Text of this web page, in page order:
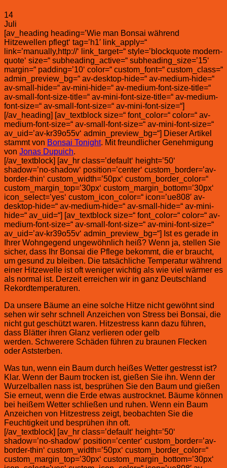
14
Juli
[av_heading heading=’Wie man Bonsai während
Hitzewellen pflegt‘ tag=’h1′ link_apply=“
link=’manually,http://‘ link_target=“ style=’blockquote modern-
quote‘ size=“ subheading_active=“ subheading_size=’15‘
margin=“ padding=’10‘ color=“ custom_font=“ custom_class=“
admin_preview_bg=“ av-desktop-hide=“ av-medium-hide=“
av-small-hide=“ av-mini-hide=“ av-medium-font-size-title=“
av-small-font-size-title=“ av-mini-font-size-title=“ av-medium-
font-size=“ av-small-font-size=“ av-mini-font-size=“]
[/av_heading] [av_textblock size=“ font_color=“ color=“ av-
medium-font-size=“ av-small-font-size=“ av-mini-font-size=“
av_uid=’av-kr39o55v‘ admin_preview_bg=“] Dieser Artikel
stammt von Bonsai Tonight. Mit freundlicher Genehmigung
von Jonas Dupuich.
[/av_textblock] [av_hr class=’default‘ height=’50‘
shadow=’no-shadow‘ position=’center‘ custom_border=’av-
border-thin‘ custom_width=’50px‘ custom_border_color=“
custom_margin_top=’30px‘ custom_margin_bottom=’30px‘
icon_select=’yes‘ custom_icon_color=“ icon=’ue808′ av-
desktop-hide=“ av-medium-hide=“ av-small-hide=“ av-mini-
hide=“ av_uid=“] [av_textblock size=“ font_color=“ color=“ av-
medium-font-size=“ av-small-font-size=“ av-mini-font-size=“
av_uid=’av-kr39o55v‘ admin_preview_bg=“] Ist es gerade in
Ihrer Wohngegend ungewöhnlich heiß? Wenn ja, stellen Sie
sicher, dass Ihr Bonsai die Pflege bekommt, die er braucht,
um gesund zu bleiben. Die tatsächliche Temperatur während
einer Hitzewelle ist oft weniger wichtig als wie viel wärmer es
als normal ist. Derzeit erreichen wir in ganz Deutschland
Rekordtemperaturen.
Da unsere Bäume an eine solche Hitze nicht gewöhnt sind
sehen wir sehr schnell Anzeichen von Stress bei Bonsai, die
nicht gut geschützt waren. Hitzestress kann dazu führen,
dass Blätter ihren Glanz verlieren oder gelb
werden. Schwerere Schäden führen zu braunen Flecken
oder Aststerben.
Was tun, wenn ein Baum durch heißes Wetter gestresst ist?
Klar. Wenn der Baum trocken ist, gießen Sie ihn. Wenn der
Wurzelballen nass ist, besprühen Sie den Baum und gießen
Sie erneut, wenn die Erde etwas austrocknet. Bäume können
bei heißem Wetter schließen und ruhen. Wenn ein Baum
Anzeichen von Hitzestress zeigt, beobachten Sie die
Feuchtigkeit und besprühen ihn oft.
[/av_textblock] [av_hr class=’default‘ height=’50‘
shadow=’no-shadow‘ position=’center‘ custom_border=’av-
border-thin‘ custom_width=’50px‘ custom_border_color=“
custom_margin_top=’30px‘ custom_margin_bottom=’30px‘